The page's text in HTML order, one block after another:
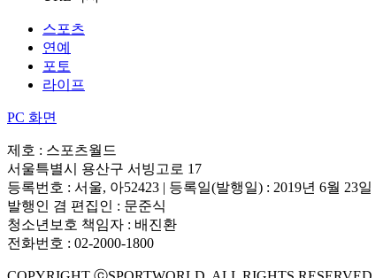
스포츠
연예
포토
라이프
PC 화면
제호 : 스포츠월드
서울특별시 용산구 서빙고로 17
등록번호 : 서울, 아52423 | 등록일(발행일) : 2019년 6월 23일
발행인 겸 편집인 : 문준식
청소년보호 책임자 : 배진환
전화번호 : 02-2000-1800